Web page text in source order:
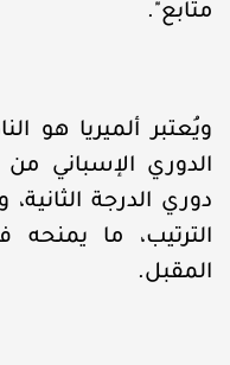
متابع".
ويُعتبر ألميريا هو
الدوري الإسباني
دوري الدرجة
الترتيب، ما
المقبل.